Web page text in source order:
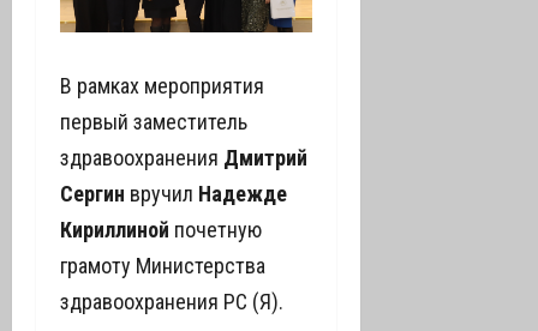
В рамках мероприятия
первый заместитель
здравоохранения Дмитрий
Сергин вручил Надежде
Кириллиной почетную
грамоту Министерства
здравоохранения РС (Я).